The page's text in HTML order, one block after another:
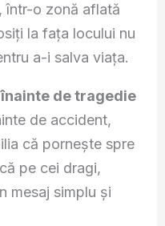
într-o zonă aflată
la fața locului nu
a-i salva viața.
de tragedie
de accident,
că pornește spre
pe cei dragi,
mesaj simplu și